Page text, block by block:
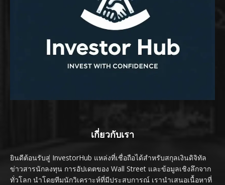
เกี่ยวกับเรา
ยินดีต้อนรับสู่ InvestorHub แหล่งที่เชื่อถือได้สำหรับสกุลเงินดิจิทัล
ข่าวสารนักลงทุน การอัปเดตของ Wall Street และข้อมูลเชิงลึกจาก
ทั่วโลก นำโดยทีมนักวิเคราะห์ที่มีประสบการณ์ เรานำเสนอเนื้อหาที่